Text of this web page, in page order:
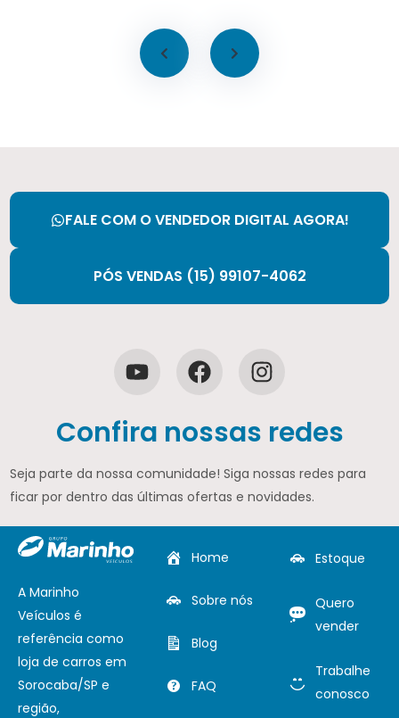
FALE COM O VENDEDOR DIGITAL AGORA!
PÓS VENDAS (15) 99107-4062
Confira nossas redes
Seja parte da nossa comunidade! Siga nossas redes para
ficar por dentro das últimas ofertas e novidades.
A Marinho
Veículos é
referência como
loja de carros em
Sorocaba/SP e
região,
Home
Sobre nós
Blog
FAQ
Estoque
Quero
vender
Trabalhe
conosco